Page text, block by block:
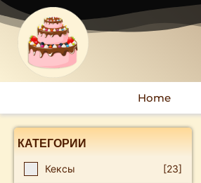
Home
КАТЕГОРИИ
Кексы [23]